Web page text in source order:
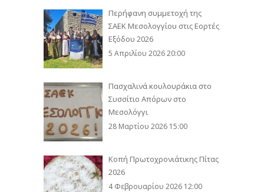
Περήφανη συμμετοχή της
ΣΑΕΚ Μεσολογγίου στις Εορτές
Εξόδου 2026
5 Απριλίου 2026 20:00
Πασχαλινά κουλουράκια στο
Συσσίτιο Απόρων στο
Μεσολόγγι
28 Μαρτίου 2026 15:00
Κοπή Πρωτοχρονιάτικης Πίτας
2026
4 Φεβρουαρίου 2026 12:00